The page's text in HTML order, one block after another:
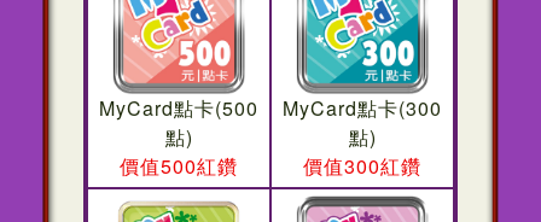
MyCard點卡(500
點)
價值500紅鑽
MyCard點卡(300
點)
價值300紅鑽